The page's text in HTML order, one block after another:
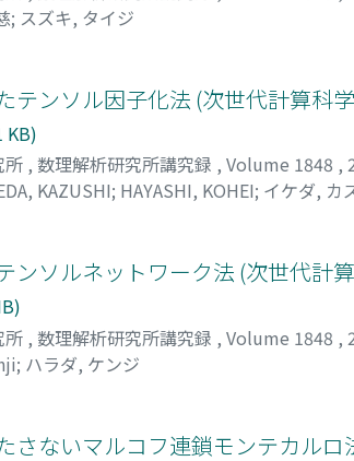
; スズキ, タイジ
テンソル因子化法 (次世代計算科
KB)
所 , 数理解析研究所講究録 , Volume 1848 ,
KAZUSHI; HAYASHI, KOHEI; イケダ, カ
ンソルネットワーク法 (次世代計
所 , 数理解析研究所講究録 , Volume 1848 ,
; ハラダ, ケンジ
さないマルコフ連鎖モンテカル